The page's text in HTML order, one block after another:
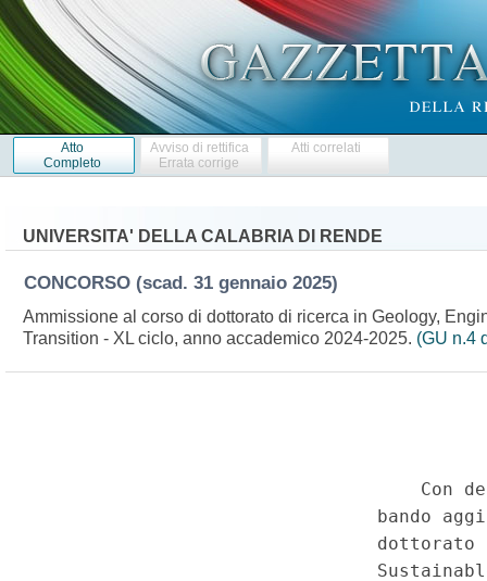
Atto
Completo
Avviso di rettifica
Errata corrige
Atti correlati
UNIVERSITA' DELLA CALABRIA DI RENDE
CONCORSO (scad. 31 gennaio 2025)
Ammissione al corso di dottorato di ricerca in Geology,
Transition - XL ciclo, anno accademico 2024-2025. (GU n.4